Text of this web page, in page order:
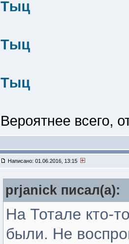
Тыц
Тыц
Тыц
Вероятнее всего,
Написано: 01.06.2016, 13:15
prjanick писал(a):
На Тотале кто-
были. Не